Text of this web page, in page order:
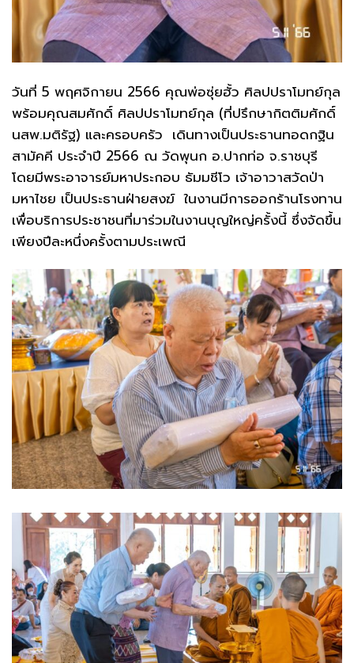
วันที่ 5 พฤศจิกายน 2566 คุณพ่อซุ่ยฮั้ว ศิลปปราโมทย์กุล
พร้อมคุณสมศักดิ์ ศิลปปราโมทย์กุล (ที่ปรึกษากิตติมศักดิ์
นสพ.มติรัฐ) และครอบครัว เดินทางเป็นประธานทอดกฐิน
สามัคคี ประจำปี 2566 ณ วัดพุนก อ.ปากท่อ จ.ราชบุรี
โดยมีพระอาจารย์มหาประกอบ ธัมมชีโว เจ้าอาวาสวัดป่า
มหาไชย เป็นประธานฝ่ายสงฆ์ ในงานมีการออกร้านโรงทาน
เพื่อบริการประชาชนที่มาร่วมในงานบุญใหญ่ครั้งนี้ ซึ่งจัดขึ้น
เพียงปีละหนึ่งครั้งตามประเพณี